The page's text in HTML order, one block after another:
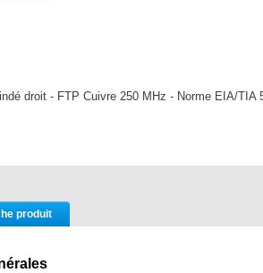
droit - FTP Cuivre 250 MHz - Norme EIA/TIA
produit